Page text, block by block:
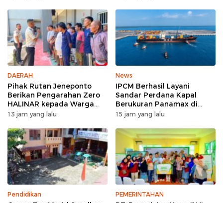
DAERAH
Pihak Rutan Jeneponto
Berikan Pengarahan Zero
HALINAR kepada Warga
Binaan di Blok Hunian
13 jam yang lalu
News
IPCM Berhasil Layani
Sandar Perdana Kapal
Berukuran Panamax di
Pelabuhan Patimban
15 jam yang lalu
Pendidikan PEMERINTAHAN